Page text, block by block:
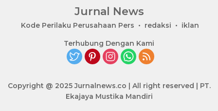
Jurnal News
Jendela
Kode Perilaku Perusahaan Pers redaksi iklan
Terhubung Dengan Kami
Copyright @ 2025 Jurnalnews.co | All right reserved | PT.
Ekajaya Mustika Mandiri